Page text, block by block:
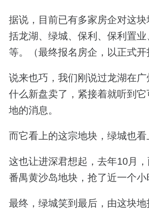
据说，目前已有多家房企对这
括龙湖、绿城、保利、保利置
等。（最终报名房企，以正式开
说来也巧，我们刚说过龙湖在
什么新盘卖了，紧接着就听到
地的消息。
而它看上的这宗地块，绿城也看
这也让进深君想起，去年10月
番禺黄沙岛地块，抢了近一个小
最终，绿城笑到最后，由这块地